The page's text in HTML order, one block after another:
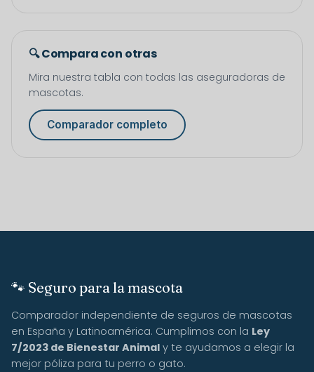
🔍 Compara con otras
Mira nuestra tabla con todas las aseguradoras de
mascotas.
Comparador completo
🐾 Seguro para la mascota
Comparador independiente de seguros de mascotas
en España y Latinoamérica. Cumplimos con la Ley
7/2023 de Bienestar Animal y te ayudamos a elegir la
mejor póliza para tu perro o gato.